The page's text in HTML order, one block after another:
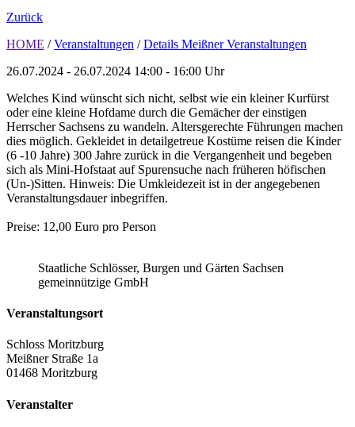
Zurück
HOME / Veranstaltungen / Details Meißner Veranstaltungen
26.07.2024 - 26.07.2024 14:00 - 16:00 Uhr
Welches Kind wünscht sich nicht, selbst wie ein kleiner Kurfürst
oder eine kleine Hofdame durch die Gemächer der einstigen
Herrscher Sachsens zu wandeln. Altersgerechte Führungen machen
dies möglich. Gekleidet in detailgetreue Kostüme reisen die Kinder
(6 -10 Jahre) 300 Jahre zurück in die Vergangenheit und begeben
sich als Mini-Hofstaat auf Spurensuche nach früheren höfischen
(Un-)Sitten. Hinweis: Die Umkleidezeit ist in der angegebenen
Veranstaltungsdauer inbegriffen.
Preise: 12,00 Euro pro Person
Staatliche Schlösser, Burgen und Gärten Sachsen
gemeinnützige GmbH
Veranstaltungsort
Schloss Moritzburg
Meißner Straße 1a
01468 Moritzburg
Veranstalter